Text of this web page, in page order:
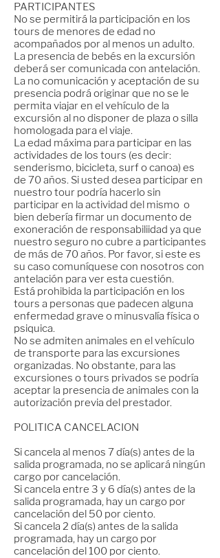
PARTICIPANTES
No se permitirá la participación en los
tours de menores de edad no
acompañados por al menos un adulto.
La presencia de bebés en la excursión
deberá ser comunicada con antelación.
La no comunicación y aceptación de su
presencia podrá originar que no se le
permita viajar en el vehículo de la
excursión al no disponer de plaza o silla
homologada para el viaje.
La edad máxima para participar en las
actividades de los tours (es decir:
senderismo, bicicleta, surf o canoa) es
de 70 años. Si usted desea participar en
nuestro tour podría hacerlo sin
participar en la actividad del mismo o
bien debería firmar un documento de
exoneración de responsabiliidad ya que
nuestro seguro no cubre a participantes
de más de 70 años. Por favor, si este es
su caso comuníquese con nosotros con
antelación para ver esta cuestión.
Está prohibida la participación en los
tours a personas que padecen alguna
enfermedad grave o minusvalía física o
psiquica.
No se admiten animales en el vehículo
de transporte para las excursiones
organizadas. No obstante, para las
excursiones o tours privados se podría
aceptar la presencia de animales con la
autorización previa del prestador.
POLITICA CANCELACION
Si cancela al menos 7 día(s) antes de la
salida programada, no se aplicará ningún
cargo por cancelación.
Si cancela entre 3 y 6 día(s) antes de la
salida programada, hay un cargo por
cancelación del 50 por ciento.
Si cancela 2 día(s) antes de la salida
programada, hay un cargo por
cancelación del 100 por ciento.